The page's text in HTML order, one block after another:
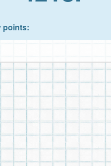
points: